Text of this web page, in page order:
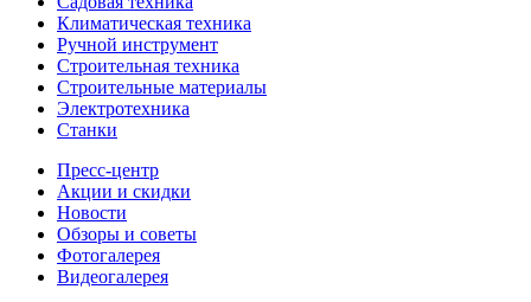
Климатическая техника
Ручной инструмент
Строительная техника
Строительные материалы
Электротехника
Станки
Пресс-центр
Акции и скидки
Новости
Обзоры и советы
Фотогалерея
Видеогалерея